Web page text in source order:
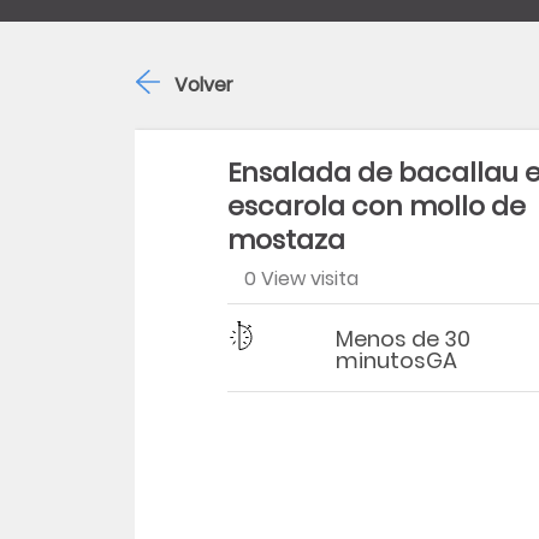
Ensalada de bacallau
escarola con mollo de
mostaza
0 View visita
Dificultad
Tiempo Menos de 30
minutosGA
Volver